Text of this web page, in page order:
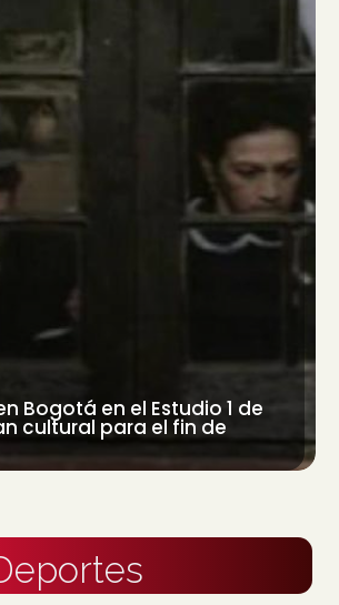
Bogotá en el Estudio 1 de
cultural para el fin de